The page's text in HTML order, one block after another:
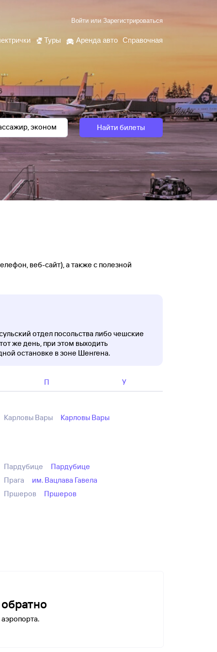
Войти или Зарегистрироваться
Туры Аренда авто Справочная
Найти билеты
веб-сайт), а также с полезной
отдел посольства либо чешские
же день, при этом выходить
остановке в зоне Шенгена.
П У
Карловы Вары Карловы Вары
Пардубице
Пардубице
Прага
им. Вацлава Гавела
Пршеров
Пршеров